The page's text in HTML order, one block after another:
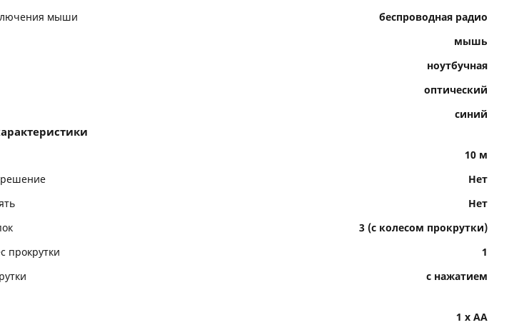
мыши
беспроводная радио
мышь
ноутбучная
оптический
синий
10 м
Нет
Нет
3 (с колесом прокрутки)
прокрутки
1
с нажатием
1 x AA